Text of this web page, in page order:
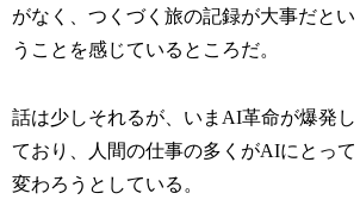
がなく、つくづく旅の記録が大事だとい
うことを感じているところだ。
話は少しそれるが、いまAI革命が爆発し
ており、人間の仕事の多くがAIにとって
変わろうとしている。